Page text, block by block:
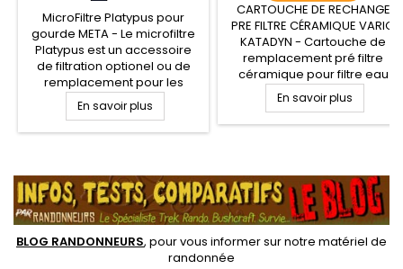
MicroFiltre Platypus pour
gourde META - Le microfiltre
Platypus est un accessoire
de filtration optionel ou de
remplacement pour les
gourdes de filtration Meta de
Platypus. Le Microfiltre est
composé d'une membrane
bon débit de filtration et
d'arrêter tous les organismes
vivants et sédiments en...
En savoir plus
CARTOUCHE DE RECHANGE
PRE FILTRE CÉRAMIQUE VARIO
KATADYN - Cartouche de
remplacement pré filtre
céramique pour filtre eau
portable Katadyn VARIO
En savoir plus
BLOG RANDONNEURS, pour vous informer sur notre matériel de
randonnée